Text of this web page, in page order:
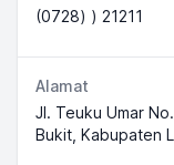
(0728) ) 21211
Alamat
Jl. Teuku Umar
Bukit, Kabupaten